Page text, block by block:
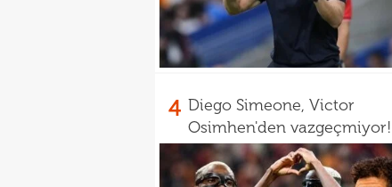
4 Diego Simeone, Victor
Osimhen'den vazgeçmiyor!